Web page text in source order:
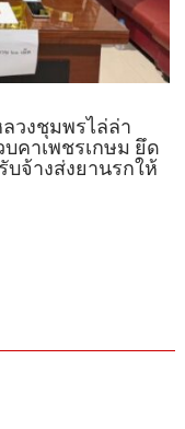
วงชุมพรไล่ล่า
คาเพชรเกษม ยึด
บจ้างส่งยานรกให้